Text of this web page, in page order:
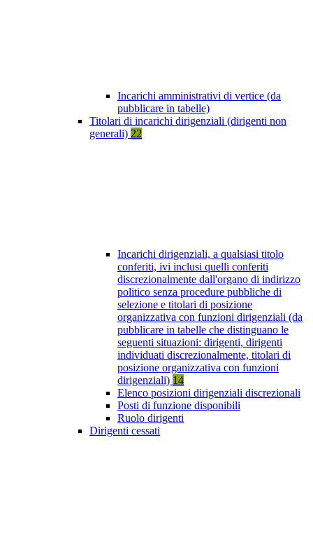
Incarichi amministrativi di vertice (da
pubblicare in tabelle)
Titolari di incarichi dirigenziali (dirigenti non
generali) 22
Incarichi dirigenziali, a qualsiasi titolo
conferiti, ivi inclusi quelli conferiti
discrezionalmente dall'organo di indirizzo
politico senza procedure pubbliche di
selezione e titolari di posizione
organizzativa con funzioni dirigenziali (da
pubblicare in tabelle che distinguano le
seguenti situazioni: dirigenti, dirigenti
individuati discrezionalmente, titolari di
posizione organizzativa con funzioni
dirigenziali) 14
Elenco posizioni dirigenziali discrezionali
Posti di funzione disponibili
Ruolo dirigenti
Dirigenti cessati